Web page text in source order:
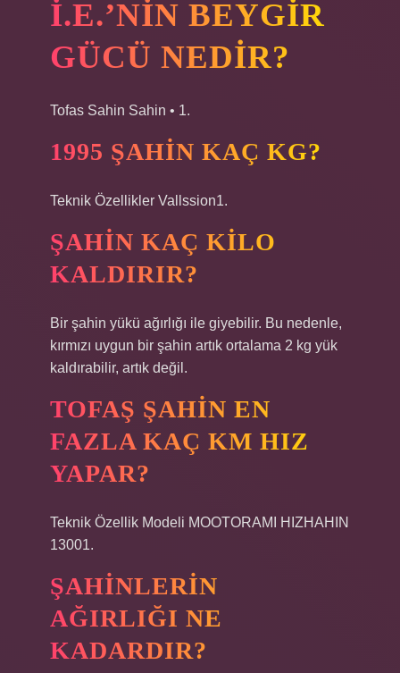
I.E.’NIN BEYGIR
GÜCÜ NEDIR?
Tofas Sahin Sahin • 1.
1995 ŞAHIN KAÇ KG?
Teknik Özellikler Vallssion1.
ŞAHIN KAÇ KILO
KALDIRIR?
Bir şahin yükü ağırlığı ile giyebilir. Bu nedenle,
kırmızı uygun bir şahin artık ortalama 2 kg yük
kaldırabilir, artık değil.
TOFAŞ ŞAHIN EN
FAZLA KAÇ KM HIZ
YAPAR?
Teknik Özellik Modeli MOOTORAMI HIZHAHIN
13001.
ŞAHINLERIN
AĞIRLIĞI NE
KADARDIR?